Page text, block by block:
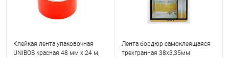
Клейкая лента упаковочная
UNIBOB красная 48 мм х 24 м,
Лента бордюр самоклеящаяся
трехгранная 38х3,35мм